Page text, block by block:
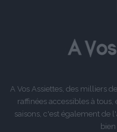
A Vos Assiettes, des milliers
raffinées accessibles à
saisons, c'est également de